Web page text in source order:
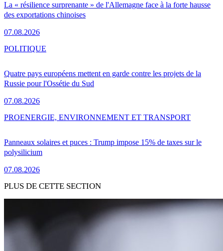
La « résilience surprenante » de l'Allemagne face à la forte hausse
des exportations chinoises
07.08.2026
Quatre pays européens mettent en garde contre les projets de la
Russie pour l'Ossétie du Sud
07.08.2026
POLITIQUE
Panneaux solaires et puces : Trump impose 15% de taxes sur le
polysilicium
07.08.2026
PROENERGIE, ENVIRONNEMENT ET TRANSPORT
PLUS DE CETTE SECTION